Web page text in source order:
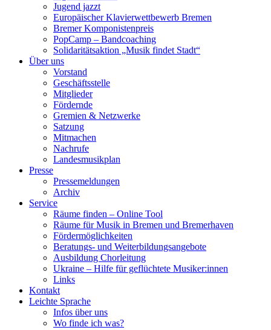
Jugend jazzt
Europäischer Klavierwettbewerb Bremen
Bremer Komponistenpreis
PopCamp – Bandcoaching
Solidaritätsaktion „Musik findet Stadt“
Über uns
Vorstand
Geschäftsstelle
Mitglieder
Fördernde
Gremien & Netzwerke
Satzung
Mitmachen
Nachrufe
Landesmusikplan
Presse
Pressemeldungen
Archiv
Service
Räume finden – Online Tool
Räume für Musik in Bremen und Bremerhaven
Fördermöglichkeiten
Beratungs- und Weiterbildungsangebote
Ausbildung Chorleitung
Ukraine – Hilfe für geflüchtete Musiker:innen
Links
Kontakt
Leichte Sprache
Infos über uns
Wo finde ich was?